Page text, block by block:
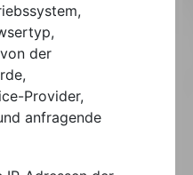
der
Provider,
anfragende